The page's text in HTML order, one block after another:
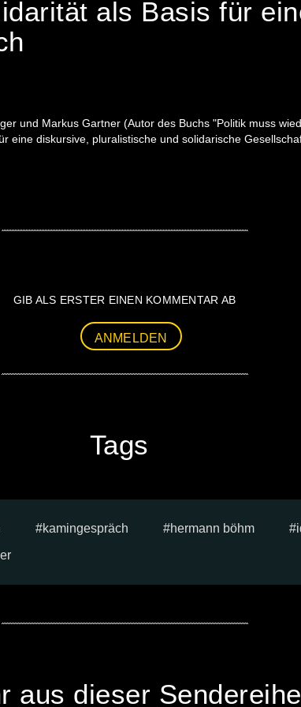
als Basis für
und Markus Gartner (Autor des Buchs "Politik muss
diskursive, pluralistische und solidarische
GIB ALS ERSTER EINEN KOMMENTAR AB
ANMELDEN
Tags
kamingespräch hermann böhm
aus dieser Sendereihe